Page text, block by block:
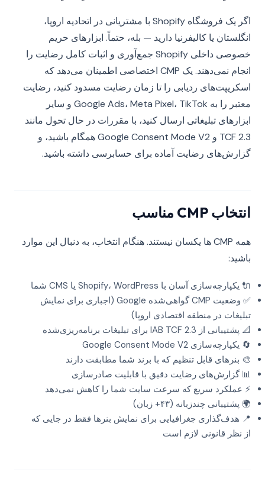
اگر یک فروشگاه Shopify با مشتریانی در اتحادیه اروپا،
انگلستان یا کالیفرنیا دارید — بله، حتماً. ابزارهای حریم
خصوصی داخلی Shopify جمع‌آوری و اثبات کامل رضایت را
انجام نمی‌دهند. یک CMP اختصاصی اطمینان می‌دهد که
اسکریپت‌های ردیابی را تا زمان رضایت مسدود کنید، رضایت
معتبر را به Google Ads، Meta Pixel، TikTok و سایر
ابزارهای تبلیغاتی ارسال کنید، با مقررات در حال تحول مانند
TCF 2.3 و Google Consent Mode V2 همگام باشید، و
گزارش‌های رضایت آماده برای حسابرسی داشته باشید.
انتخاب CMP مناسب
همه CMP ها یکسان نیستند. هنگام انتخاب، به دنبال این موارد
باشید:
🔌 یکپارچه‌سازی آسان با Shopify، WordPress یا CMS شما
✅ وضعیت CMP گواهی‌شده Google (اجباری برای نمایش
تبلیغات در منطقه اقتصادی اروپا)
📐 پشتیبانی از IAB TCF 2.3 برای تبلیغات برنامه‌ریزی‌شده
🔄 یکپارچه‌سازی Google Consent Mode V2
🎨 بنرهای قابل تنظیم که با برند شما مطابقت دارند
📊 گزارش‌های رضایت دقیق با قابلیت صادرسازی
⚡ عملکرد سریع که سرعت سایت شما را کاهش نمی‌دهد
🌍 پشتیبانی چندزبانه (۴۳+ زبان)
📍 هدف‌گذاری جغرافیایی برای نمایش بنرها فقط در جایی که
از نظر قانونی لازم است